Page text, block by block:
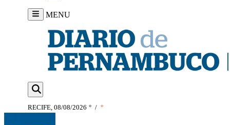
MENU
RECIFE, 08/08/2026 ° / °